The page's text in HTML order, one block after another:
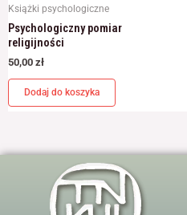
Książki psychologiczne
Psychologiczny pomiar
religijności
50,00 zł
Dodaj do koszyka